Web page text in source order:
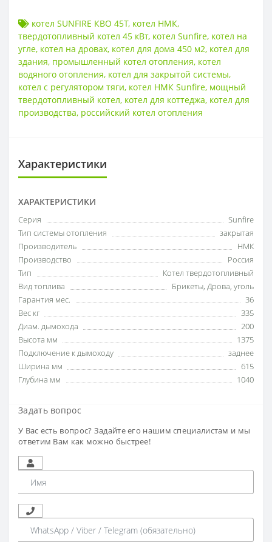
котел SUNFIRE КВО 45Т, котел НМК,
твердотопливный котел 45 кВт, котел Sunfire, котел на
угле, котел на дровах, котел для дома 450 м2, котел для
здания, промышленный котел отопления, котел
водяного отопления, котел для закрытой системы,
котел с регулятором тяги, котел НМК Sunfire, мощный
твердотопливный котел, котел для коттеджа, котел для
производства, российский котел отопления
Характеристики
ХАРАКТЕРИСТИКИ
Серия
Sunfire
Тип системы отопления
закрытая
Производитель
НМК
Производство
Россия
Тип
Котел твердотопливный
Вид топлива
Брикеты, Дрова, уголь
Гарантия мес.
36
Вес кг
335
Диам. дымохода
200
Высота мм
1375
Подключение к дымоходу
заднее
Ширина мм
615
Глубина мм
1040
Задать вопрос
У Вас есть вопрос? Задайте его нашим специалистам и мы
ответим Вам как можно быстрее!